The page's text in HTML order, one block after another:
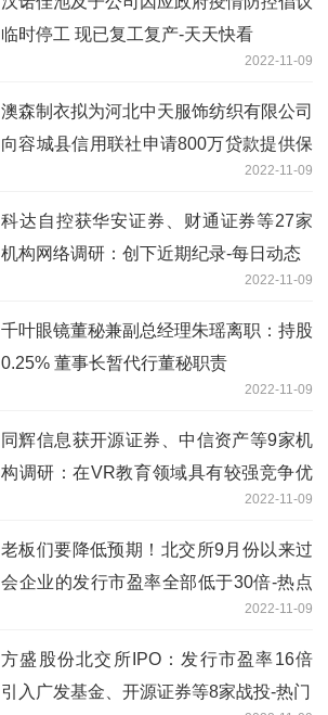
临时停工 现已复工复产-天天快看
2022-11-09
澳森制衣拟为河北中天服饰纺织有限公司
向容城县信用联社申请800万贷款提供保
2022-11-09
科达自控获华安证券、财通证券等27家
机构网络调研：创下近期纪录-每日动态
2022-11-09
千叶眼镜董秘兼副总经理朱瑶离职：持股
0.25% 董事长暂代行董秘职责
2022-11-09
同辉信息获开源证券、中信资产等9家机
构调研：在VR教育领域具有较强竞争优
2022-11-09
老板们要降低预期！北交所9月份以来过
会企业的发行市盈率全部低于30倍-热点
2022-11-09
方盛股份北交所IPO：发行市盈率16倍
引入广发基金、开源证券等8家战投-热门